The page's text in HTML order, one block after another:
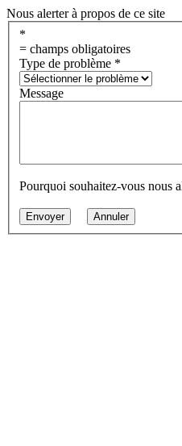
Nous alerter à propos de ce site
*
= champs obligatoires
Type de problème *
Message
Pourquoi souhaitez-vous nous